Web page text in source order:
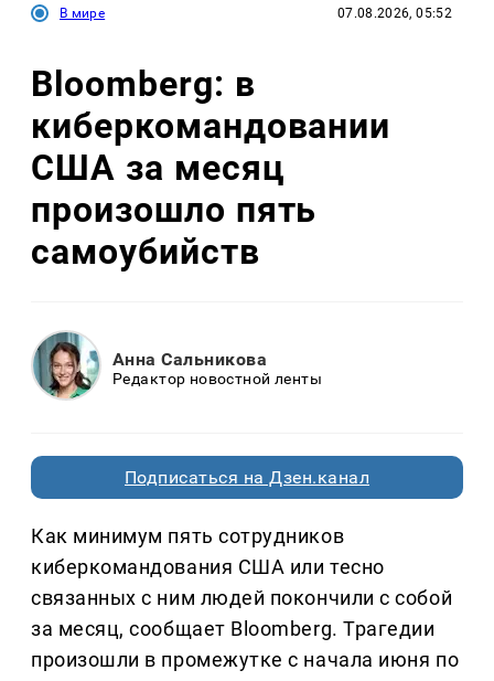
В мире 07.08.2026, 05:52
Bloomberg: в
киберкомандовании
США за месяц
произошло пять
самоубийств
Анна Сальникова
Редактор новостной ленты
Подписаться на Дзен.канал
Как минимум пять сотрудников
киберкомандования США или тесно
связанных с ним людей покончили с собой
за месяц, сообщает Bloomberg. Трагедии
произошли в промежутке с начала июня по